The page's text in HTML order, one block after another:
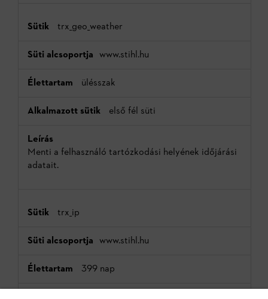
trx_geo_weather
www.stihl.hu
ülésszak
első fél süti
Menti a felhasználó tartózkodási helyének időjárási
adatait.
trx_ip
www.stihl.hu
399 nap